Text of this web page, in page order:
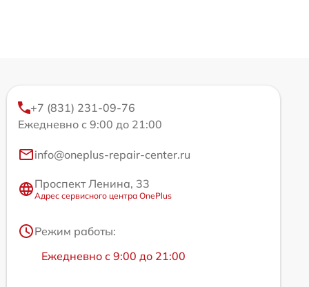
+7 (831) 231-09-76
Ежедневно с 9:00 до 21:00
info@oneplus-repair-center.ru
Проспект Ленина, 33
Адрес сервисного центра OnePlus
Режим работы:
Ежедневно с 9:00 до 21:00